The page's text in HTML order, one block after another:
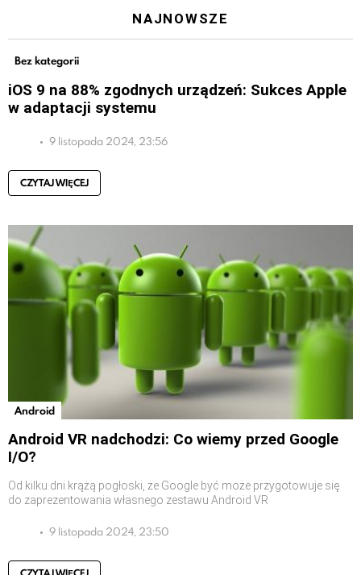
NAJNOWSZE
Bez kategorii
iOS 9 na 88% zgodnych urządzeń: Sukces Apple
w adaptacji systemu
9 listopada 2024, 23:56
CZYTAJ WIĘCEJ
Android
Android VR nadchodzi: Co wiemy przed Google
I/O?
Od kilku dni krążą pogłoski, że Google być może przygotowuje się
do zaprezentowania własnego zestawu Android VR
9 listopada 2024, 23:50